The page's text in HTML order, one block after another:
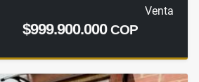
Venta
$999.900.000COP